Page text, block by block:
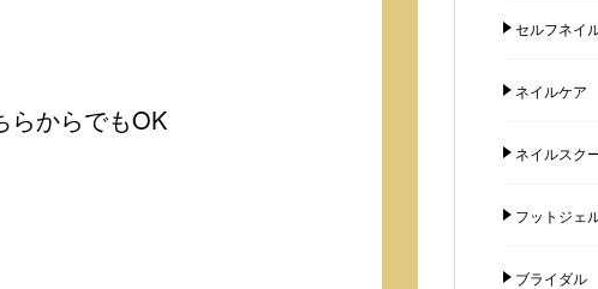
らからでもOK
セルフネイ
ネイルケア
ネイルスク
フットジェ
ブライダル